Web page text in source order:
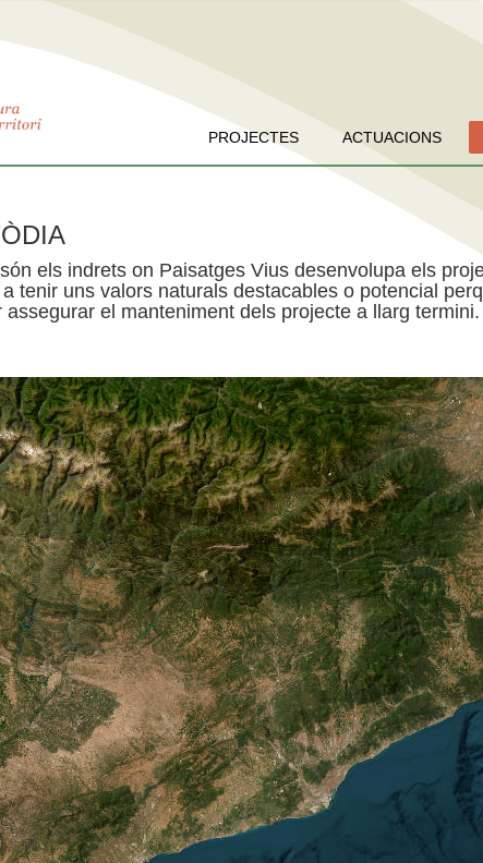
PROJECTES ACTUACIONS
són els indrets on Paisatges Vius desenvolupa els
tenir uns valors naturals destacables o potencial
el manteniment dels projecte a llarg termini.